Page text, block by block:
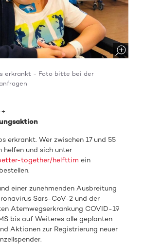
erkrankt - Foto bitte bei der
erkrankt. Wer zwischen 17 und 55
helfen und sich unter
together/helfttim ein
einer zunehmenden Ausbreitung
Sars-CoV-2 und der
Atemwegserkrankung COVID-19
bis auf Weiteres alle geplanten
Aktionen zur Registrierung neuer